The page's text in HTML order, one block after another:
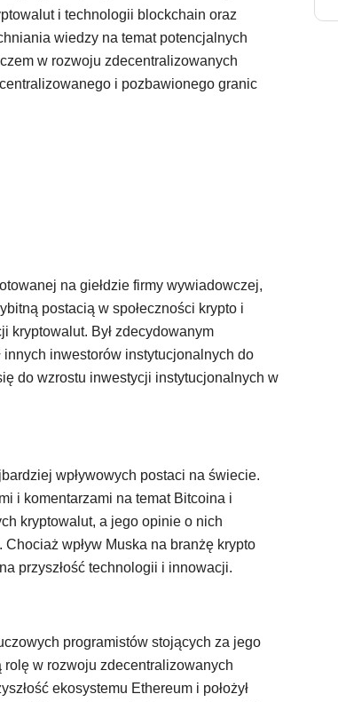
i technologii blockchain oraz
wiedzy na temat potencjalnych
w rozwoju zdecentralizowanych
i pozbawionego granic
na giełdzie firmy wywiadowczej,
postacią w społeczności krypto i
kryptowalut. Był zdecydowanym
inwestorów instytucjonalnych do
do wzrostu inwestycji instytucjonalnych w
wpływowych postaci na świecie.
i komentarzami na temat Bitcoina i
kryptowalut, a jego opinie o nich
wpływ Muska na branżę krypto
przyszłość technologii i innowacji.
programistów stojących za jego
rolę w rozwoju zdecentralizowanych
ekosystemu Ethereum i położył